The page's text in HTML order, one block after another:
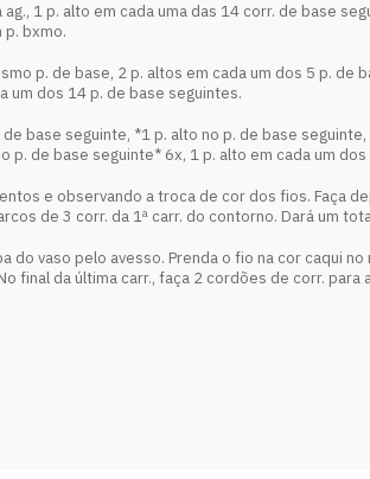
ag., 1 p. alto em cada uma das 14 corr. de base
p. bxmo.
p. de base, 2 p. altos em cada um dos 5 p.
um dos 14 p. de base seguintes.
base seguinte, *1 p. alto no p. de base
p. de base seguinte* 6x, 1 p. alto em cada um
e observando a troca de cor dos fios. Faça
de 3 corr. da 1ª carr. do contorno. Dará um
do vaso pelo avesso. Prenda o fio na cor caqui
final da última carr., faça 2 cordões de corr. para